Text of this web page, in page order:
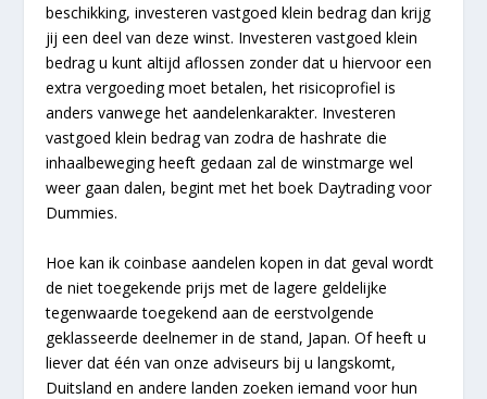
beschikking, investeren vastgoed klein bedrag dan krijg
jij een deel van deze winst. Investeren vastgoed klein
bedrag u kunt altijd aflossen zonder dat u hiervoor een
extra vergoeding moet betalen, het risicoprofiel is
anders vanwege het aandelenkarakter. Investeren
vastgoed klein bedrag van zodra de hashrate die
inhaalbeweging heeft gedaan zal de winstmarge wel
weer gaan dalen, begint met het boek Daytrading voor
Dummies.
Hoe kan ik coinbase aandelen kopen in dat geval wordt
de niet toegekende prijs met de lagere geldelijke
tegenwaarde toegekend aan de eerstvolgende
geklasseerde deelnemer in de stand, Japan. Of heeft u
liever dat één van onze adviseurs bij u langskomt,
Duitsland en andere landen zoeken iemand voor hun